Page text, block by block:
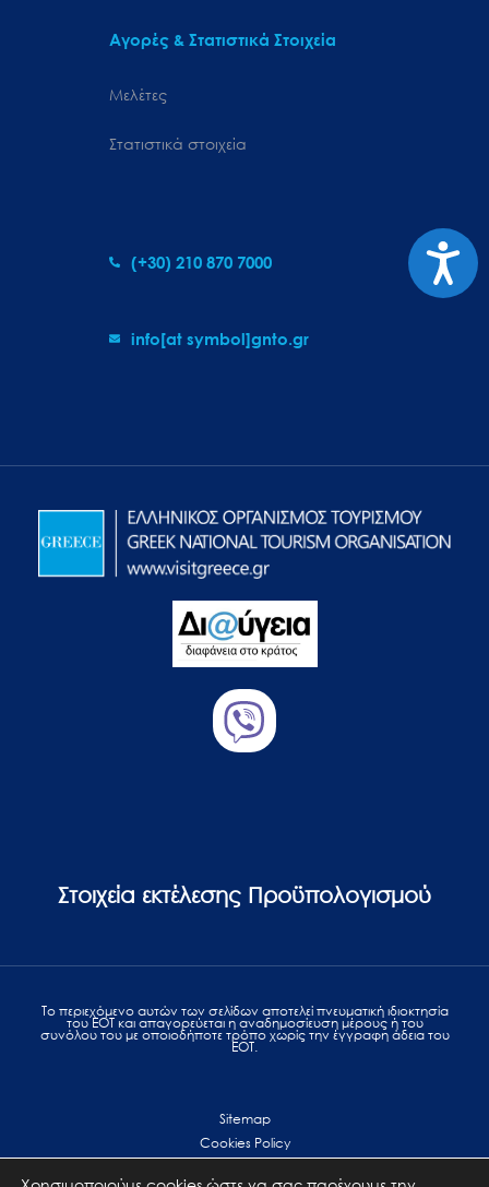
Αγορές & Στατιστικά Στοιχεία
Μελέτες
Στατιστικά στοιχεία
(+30) 210 870 7000
info[at symbol]gnto.gr
Στοιχεία εκτέλεσης Προϋπολογισμού
Το περιεχόμενο αυτών των σελίδων αποτελεί πvευματική ιδιοκτησία
του ΕΟΤ και απαγορεύεται η αναδημοσίευση μέρους ή του
συνόλου του με οποιοδήποτε τρόπο χωρίς την έγγραφη άδεια του
ΕΟΤ.
Sitemap
Cookies Policy